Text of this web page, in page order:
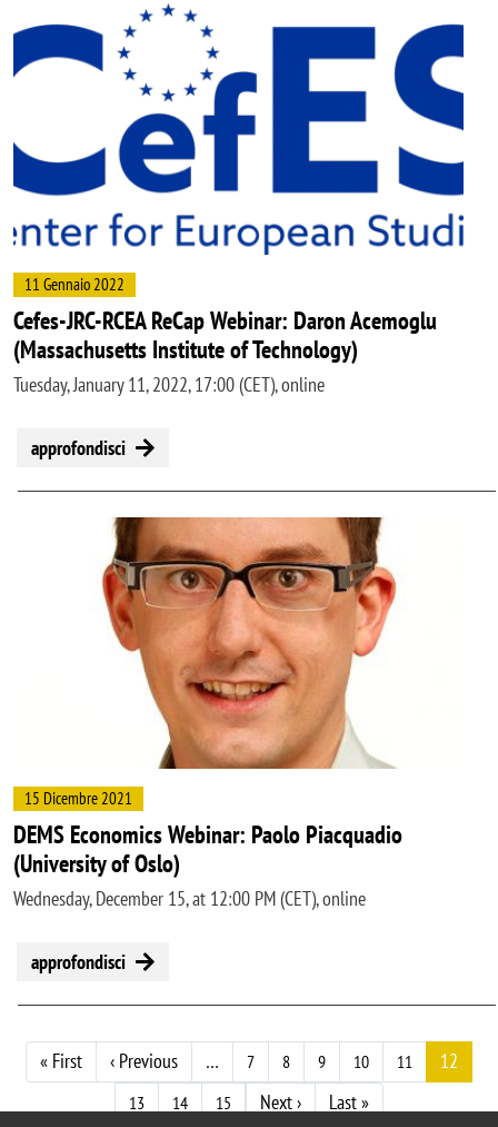
11 Gennaio 2022
Cefes-JRC-RCEA ReCap Webinar: Daron Acemoglu
(Massachusetts Institute of Technology)
Tuesday, January 11, 2022, 17:00 (CET), online
approfondisci
15 Dicembre 2021
DEMS Economics Webinar: Paolo Piacquadio
(University of Oslo)
Wednesday, December 15, at 12:00 PM (CET), online
approfondisci
Paginazione
« FirstPrima pagina
‹ PreviousPagina precedente
… 7 8 9 10 11 12
13 14 15 Next ›Pagina successiva
Last »Ultima pagina